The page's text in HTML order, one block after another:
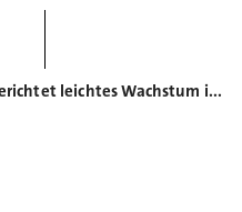
Wago berichtet leichtes Wachstum in 2019